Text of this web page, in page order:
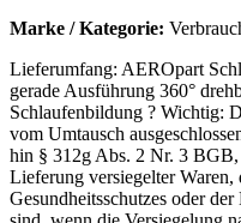
Marke / Kategorie:
Lieferumfang: AEROpart
gerade Ausführung 360°
Schlaufenbildung ? Wichtig:
vom Umtausch
hin § 312g Abs. 2 Nr. 3
Lieferung versiegelter Waren,
Gesundheitsschutzes oder